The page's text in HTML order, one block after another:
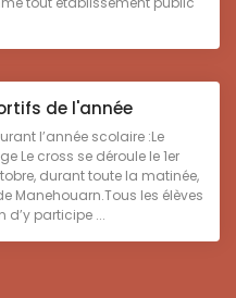
de l'année
l’année scolaire :Le
Le cross se déroule le 1er
durant toute la matinée,
Manehouarn.Tous les élèves
d’y participe ...